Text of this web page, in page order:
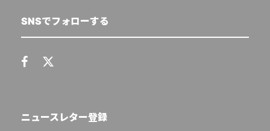
SNSでフォローする
ニュースレター登録